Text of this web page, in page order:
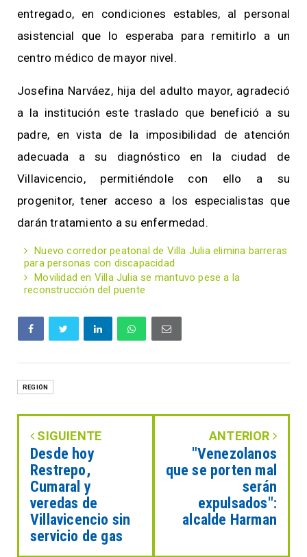
entregado, en condiciones estables, al personal
asistencial que lo esperaba para remitirlo a un
centro médico de mayor nivel.
Josefina Narváez, hija del adulto mayor, agradeció
a la institución este traslado que benefició a su
padre, en vista de la imposibilidad de atención
adecuada a su diagnóstico en la ciudad de
Villavicencio, permitiéndole con ello a su
progenitor, tener acceso a los especialistas que
darán tratamiento a su enfermedad.
Nuevo corredor peatonal de Villa Julia elimina barreras
para personas con discapacidad
Movilidad en Villa Julia se mantuvo pese a la
reconstrucción del puente
REGIÓN
SIGUIENTE
Desde hoy
Restrepo,
Cumaral y
veredas de
Villavicencio sin
servicio de gas
ANTERIOR
"Venezolanos
que se porten mal
serán
expulsados":
alcalde Harman